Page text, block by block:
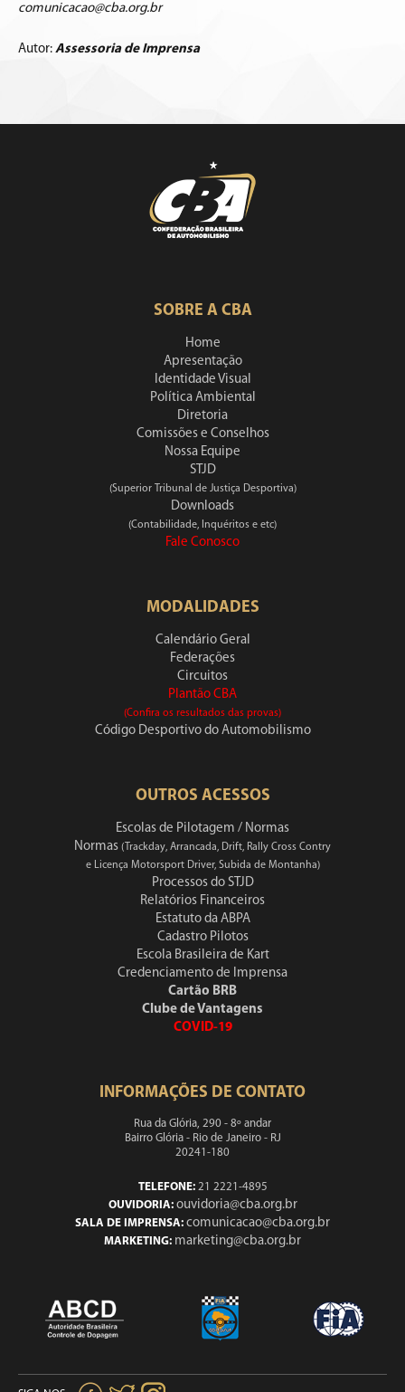
comunicacao@cba.org.br
Autor: Assessoria de Imprensa
SOBRE A CBA
Home
Apresentação
Identidade Visual
Política Ambiental
Diretoria
Comissões e Conselhos
Nossa Equipe
STJD
(Superior Tribunal de Justiça Desportiva)
Downloads
(Contabilidade, Inquéritos e etc)
Fale Conosco
MODALIDADES
Calendário Geral
Federações
Circuitos
Plantão CBA
(Confira os resultados das provas)
Código Desportivo do Automobilismo
OUTROS ACESSOS
Escolas de Pilotagem / Normas
Normas (Trackday, Arrancada, Drift, Rally Cross Contry
e Licença Motorsport Driver, Subida de Montanha)
Processos do STJD
Relatórios Financeiros
Estatuto da ABPA
Cadastro Pilotos
Escola Brasileira de Kart
Credenciamento de Imprensa
Cartão BRB
Clube de Vantagens
COVID-19
INFORMAÇÕES DE CONTATO
Rua da Glória, 290 - 8º andar
Bairro Glória - Rio de Janeiro - RJ
20241-180
TELEFONE:21 2221-4895
OUVIDORIA: ouvidoria@cba.org.br
SALA DE IMPRENSA: comunicacao@cba.org.br
MARKETING: marketing@cba.org.br